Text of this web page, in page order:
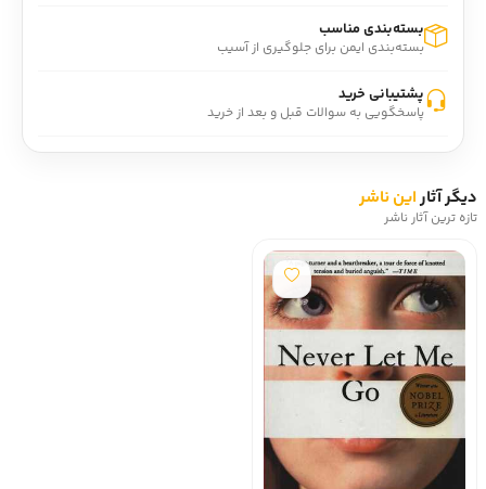
بسته‌بندی مناسب
بسته‌بندی ایمن برای جلوگیری از آسیب
پشتیبانی خرید
پاسخگویی به سوالات قبل و بعد از خرید
دیگر آثاراین ناشر
تازه ترین آثار ناشر